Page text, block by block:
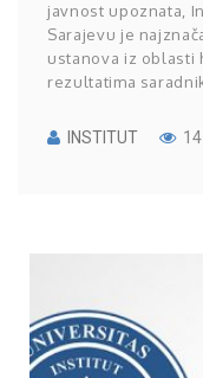
javnost upoznata,
Sarajevu je
ustanova iz oblasti
rezultatima
INSTITUT